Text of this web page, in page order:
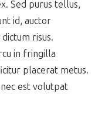
Sed purus tellus,
id, auctor
risus.
in fringilla
placerat metus.
est volutpat